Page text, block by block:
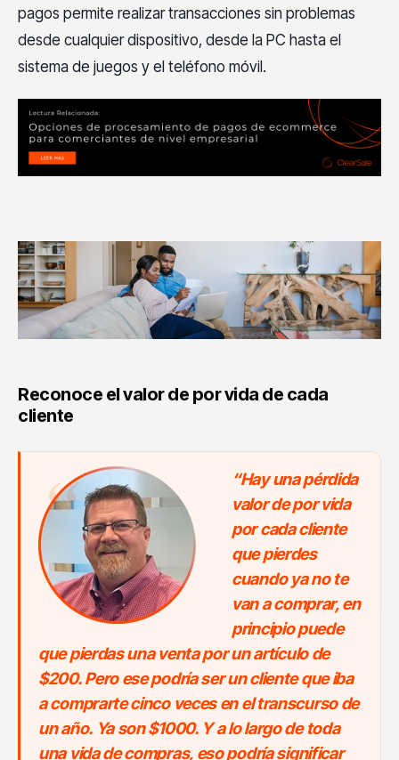
pagos permite realizar transacciones sin problemas
desde cualquier dispositivo, desde la PC hasta el
sistema de juegos y el teléfono móvil.
Reconoce el valor de por vida de cada
cliente
“Hay una pérdida
valor de por vida
por cada cliente
que pierdes
cuando ya no te
van a comprar, en
principio puede
que pierdas una venta por un artículo de
$200. Pero ese podría ser un cliente que iba
a comprarte cinco veces en el transcurso de
un año. Ya son $1000. Y a lo largo de toda
una vida de compras, eso podría significar